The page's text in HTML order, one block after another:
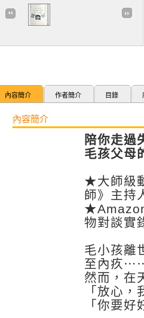
內容簡介 作者簡介 目錄
內容簡介
陪你走過
毛孩父母
★大師級
師》主持
物對談實
毛小孩離
至內疚
然而，在
「放心
「你要